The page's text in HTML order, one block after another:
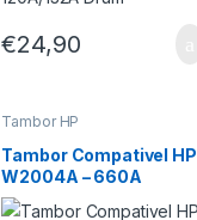
€24,90
Tambor HP
Tambor Compativel HP
W2004A – 660A